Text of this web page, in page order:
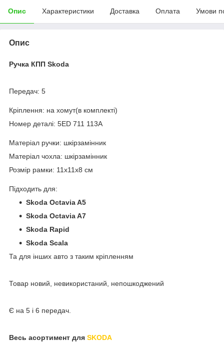
Опис Характеристики Доставка Оплата Умови
Опис
Ручка КПП Skoda
Передач: 5
Кріплення: на хомут(в комплекті)
Номер деталі: 5ED 711 113A
Матеріал ручки: шкірзамінник
Матеріал чохла: шкірзамінник
Розмір рамки: 11x11x8 см
Підходить для:
Skoda Octavia A5
Skoda Octavia A7
Skoda Rapid
Skoda Scala
Та для інших авто з таким кріпленням
Товар новий, невикористаний, непошкоджений
Є на 5 і 6 передач.
Весь асортимент для SKODA